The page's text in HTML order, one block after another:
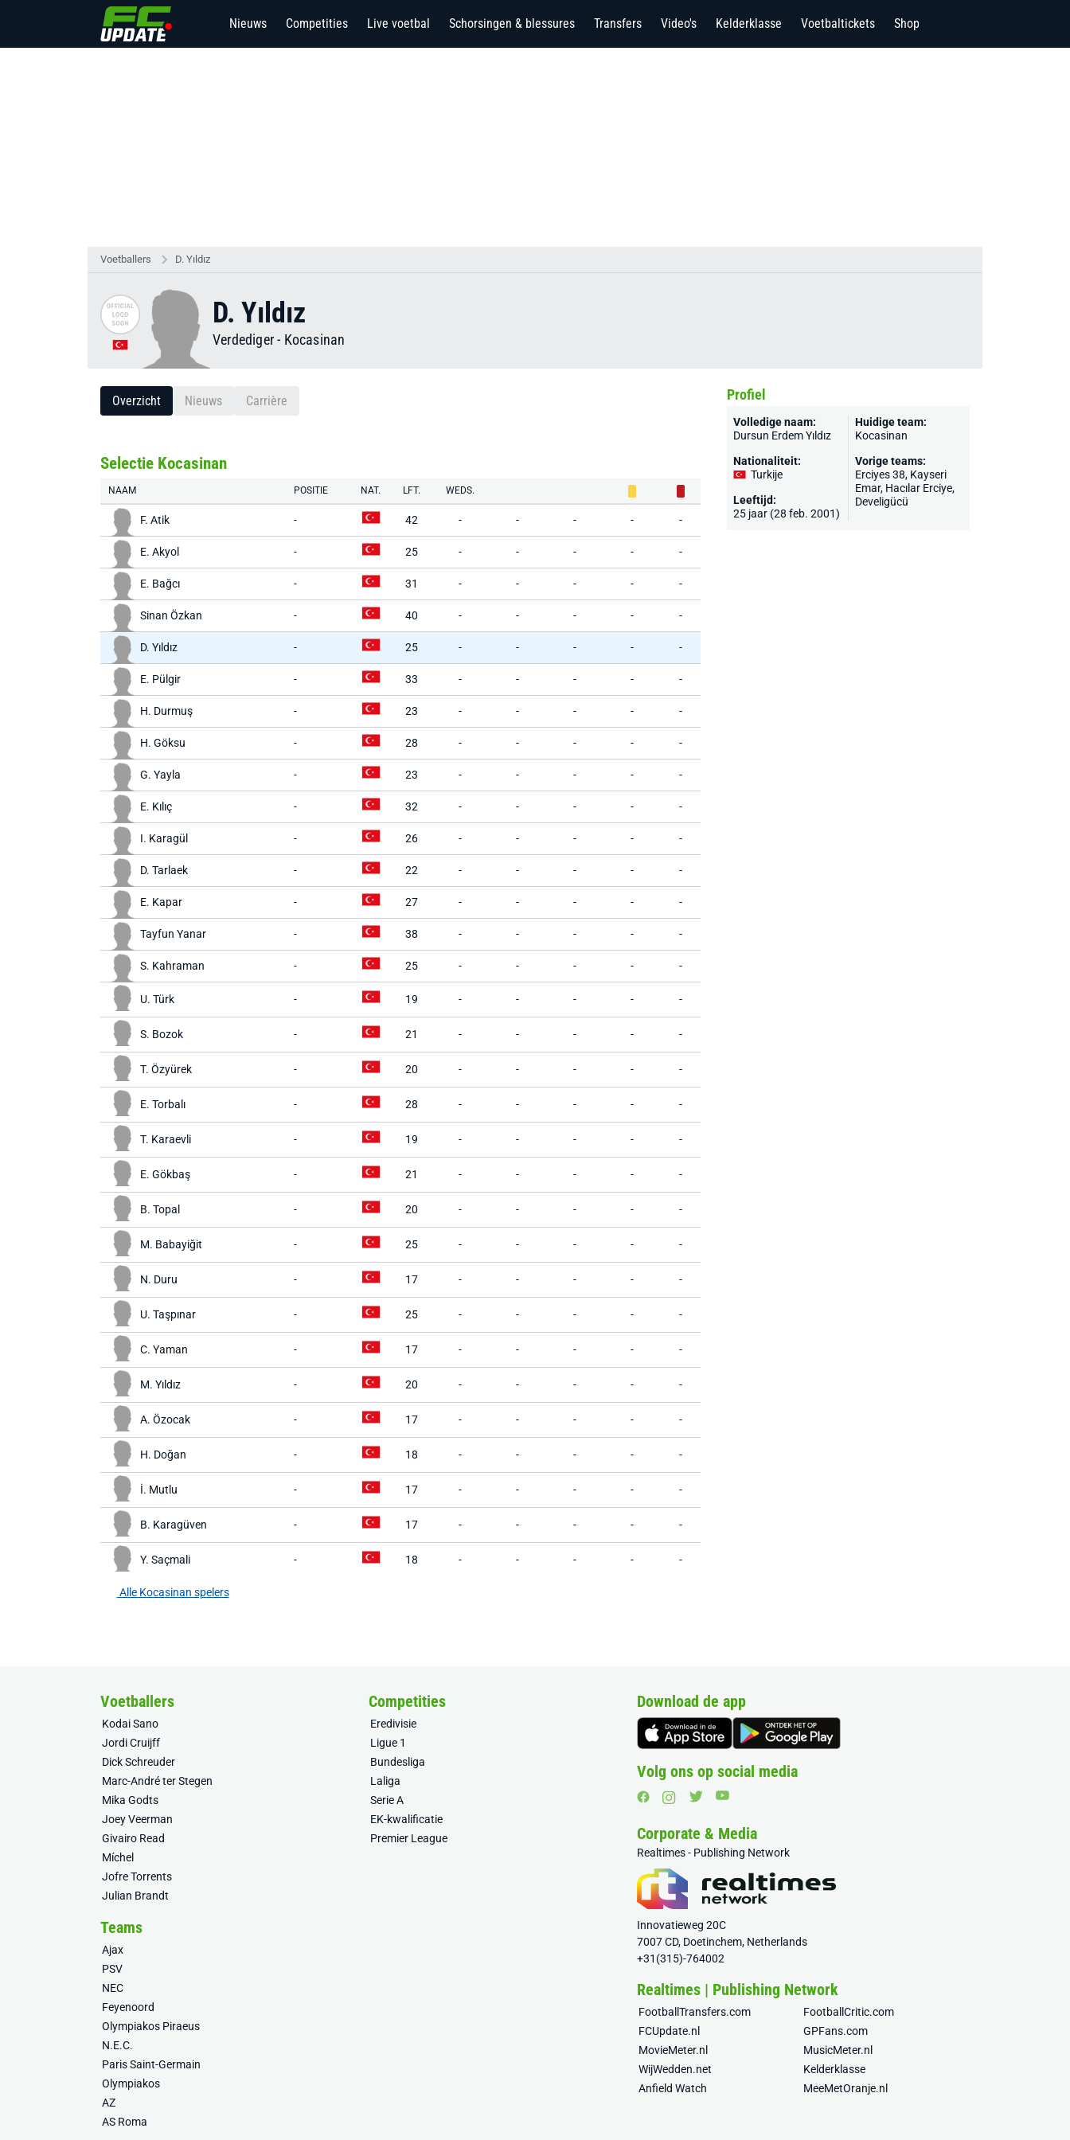
Nieuws Competities Live voetbal Schorsingen & blessures Transfers Video's Kelderklasse Voetbaltickets Shop
Voetballers D. Yıldız
D. Yıldız
Verdediger- Kocasinan
Overzicht Nieuws Carrière
Selectie Kocasinan
NAAM POSITIE NAT. LFT. WEDS.
F. Atik - 42 - - - - -
E. Akyol - 25 - - - - -
E. Bağcı - 31 - - - - -
Sinan Özkan - 40 - - - - -
D. Yıldız - 25 - - - - -
E. Pülgir - 33 - - - - -
H. Durmuş - 23 - - - - -
H. Göksu - 28 - - - - -
G. Yayla - 23 - - - - -
E. Kılıç - 32 - - - - -
I. Karagül - 26 - - - - -
D. Tarlaek - 22 - - - - -
E. Kapar - 27 - - - - -
Tayfun Yanar - 38 - - - - -
S. Kahraman - 25 - - - - -
U. Türk - 19 - - - - -
S. Bozok - 21 - - - - -
T. Özyürek - 20 - - - - -
E. Torbalı - 28 - - - - -
T. Karaevli - 19 - - - - -
E. Gökbaş - 21 - - - - -
B. Topal - 20 - - - - -
M. Babayiğit - 25 - - - - -
N. Duru - 17 - - - - -
U. Taşpınar - 25 - - - - -
C. Yaman - 17 - - - - -
M. Yıldız - 20 - - - - -
A. Özocak - 17 - - - - -
H. Doğan - 18 - - - - -
İ. Mutlu - 17 - - - - -
B. Karagüven - 17 - - - - -
Y. Saçmali - 18 - - - - -
Alle Kocasinan spelers
Profiel
Volledige naam:
Dursun Erdem Yıldız
Nationaliteit:
Turkije
Leeftijd:
25 jaar (28 feb. 2001)
Huidige team:
Kocasinan
Vorige teams:
Erciyes 38, Kayseri
Emar, Hacılar Erciye,
Develigücü
Voetballers
Kodai Sano
Jordi Cruijff
Dick Schreuder
Marc-André ter Stegen
Mika Godts
Joey Veerman
Givairo Read
Míchel
Jofre Torrents
Julian Brandt
Competities
Eredivisie
Ligue 1
Bundesliga
Laliga
Serie A
EK-kwalificatie
Premier League
Teams
Ajax
PSV
NEC
Feyenoord
Olympiakos Piraeus
N.E.C.
Paris Saint-Germain
Olympiakos
AZ
AS Roma
Download de app
Volg ons op social media
Corporate & Media
Realtimes - Publishing Network
Innovatieweg 20C
7007 CD, Doetinchem, Netherlands
+31(315)-764002
Realtimes | Publishing Network
FootballTransfers.com
FootballCritic.com
FCUpdate.nl
GPFans.com
MovieMeter.nl
MusicMeter.nl
WijWedden.net
Kelderklasse
Anfield Watch
MeeMetOranje.nl